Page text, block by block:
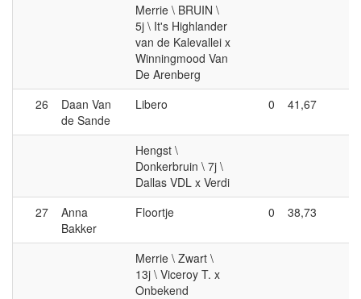
Merrie \ BRUIN \
5j \ It's Highlander
van de Kalevallei x
Winningmood Van
De Arenberg
26
Daan Van
de Sande
Libero 0 41,67
Hengst \
Donkerbruin \ 7j \
Dallas VDL x Verdi
27
Anna
Bakker
Floortje 0 38,73
Merrie \ Zwart \
13j \ Viceroy T. x
Onbekend